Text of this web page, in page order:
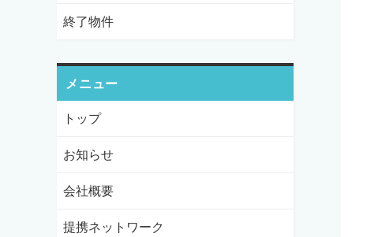
終了物件
メニュー
トップ
お知らせ
会社概要
提携ネットワーク